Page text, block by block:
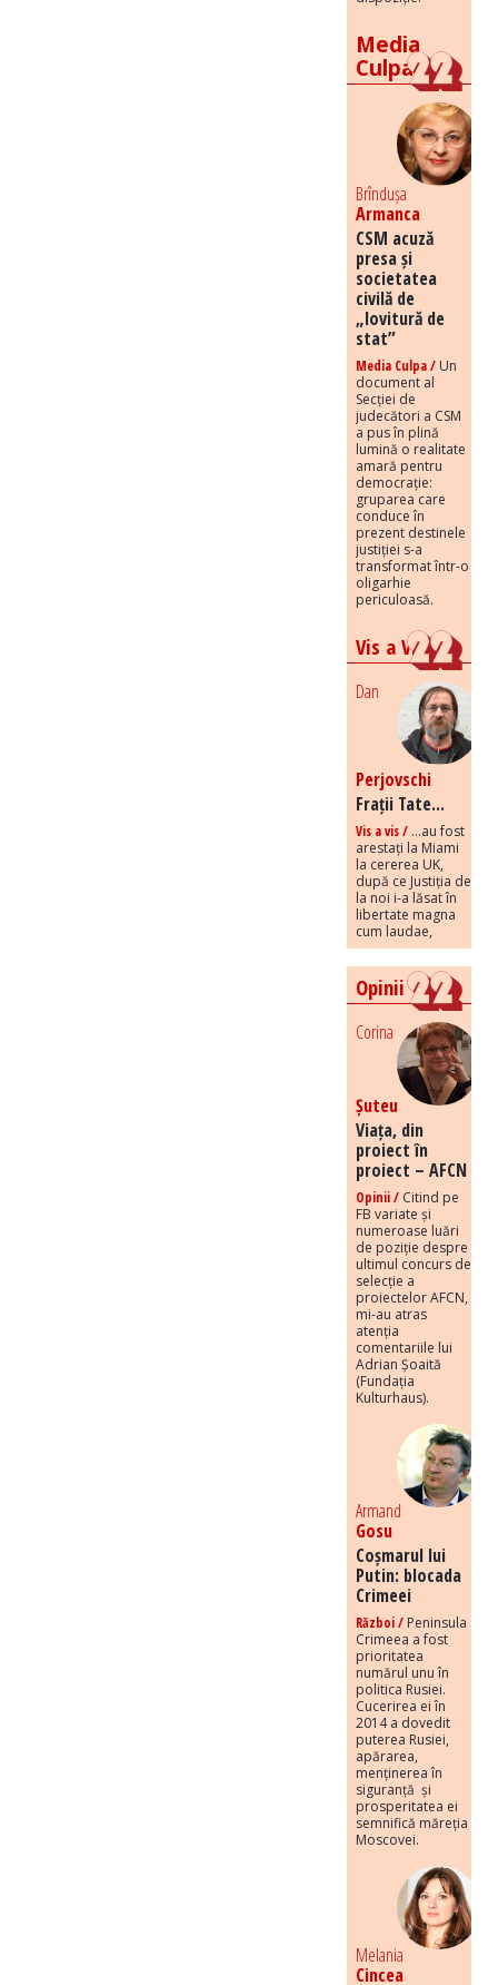
Media
Culpa
Brîndușa
Armanca
CSM acuză
presa și
societatea
civilă de
„lovitură de
stat”
Media Culpa / Un
document al
Secției de
judecători a CSM
a pus în plină
lumină o realitate
amară pentru
democrație:
gruparea care
conduce în
prezent destinele
justiției s-a
transformat într-o
oligarhie
periculoasă.
Vis a Vis
Dan
Perjovschi
Frații Tate...
Vis a vis / ...au fost
arestați la Miami
la cererea UK,
după ce Justiția de
la noi i-a lăsat în
libertate magna
cum laudae,
Opinii
Corina
Șuteu
Viața, din
proiect în
proiect – AFCN
Opinii / Citind pe
FB variate și
numeroase luări
de poziție despre
ultimul concurs de
selecție a
proiectelor AFCN,
mi-au atras
atenția
comentariile lui
Adrian Șoaită
(Fundația
Kulturhaus).
Armand
Gosu
Coșmarul lui
Putin: blocada
Crimeei
Război / Peninsula
Crimeea a fost
prioritatea
numărul unu în
politica Rusiei.
Cucerirea ei în
2014 a dovedit
puterea Rusiei,
apărarea,
menținerea în
siguranță și
prosperitatea ei
semnifică măreția
Moscovei.
Melania
Cincea